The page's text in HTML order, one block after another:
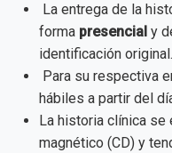
La entrega de la
forma presencial y
identificación original.
Para su respectiva
hábiles a partir del
La historia clínica se
magnético (CD) y